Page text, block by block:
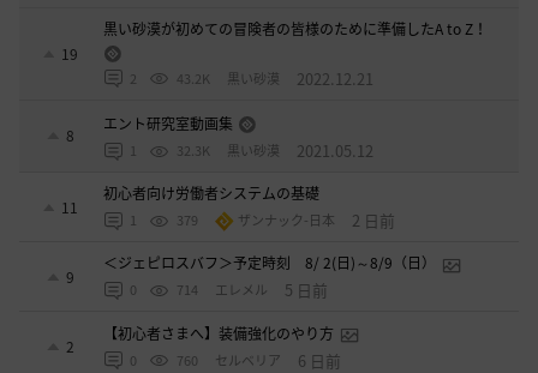
19
黒い砂漠が初めての冒険者の皆様のために準備したA to Z！
2 43.2K 黒い砂漠 2022.12.21
8
エント研究室動画集
1 32.3K 黒い砂漠 2021.05.12
11
初心者向け労働者システムの基礎
1 379 ザンナック-日本 2 日前
9
＜ジェピロスバフ＞予定時刻 8/ 2(日)～8/9（日）
0 714 エレメル 5 日前
2
【初心者さまへ】装備強化のやり方
0 760 セルベリア 6 日前